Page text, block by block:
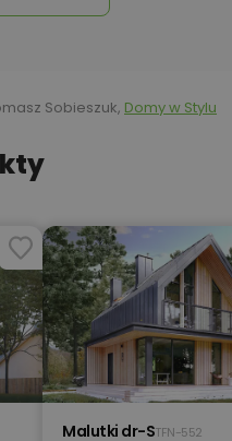
450,00 zł
450,00 zł
420,00 zł
Sobieszuk, Domy w Stylu
Malutki dr-STFN-552